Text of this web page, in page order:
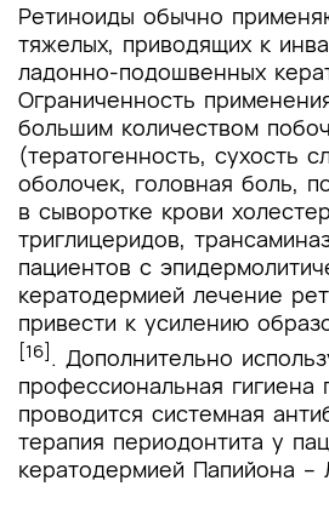
Ретиноиды обычно
тяжелых, приводящих к
ладонно-подошвенных
Ограниченность
большим количеством
(тератогенность, сухость
оболочек, головная боль,
в сыворотке крови
триглицеридов,
пациентов с
кератодермией лечение
привести к усилению
[16]. Дополнительно
профессиональная гигиена
проводится системная
терапия периодонтита у
кератодермией Папийона –